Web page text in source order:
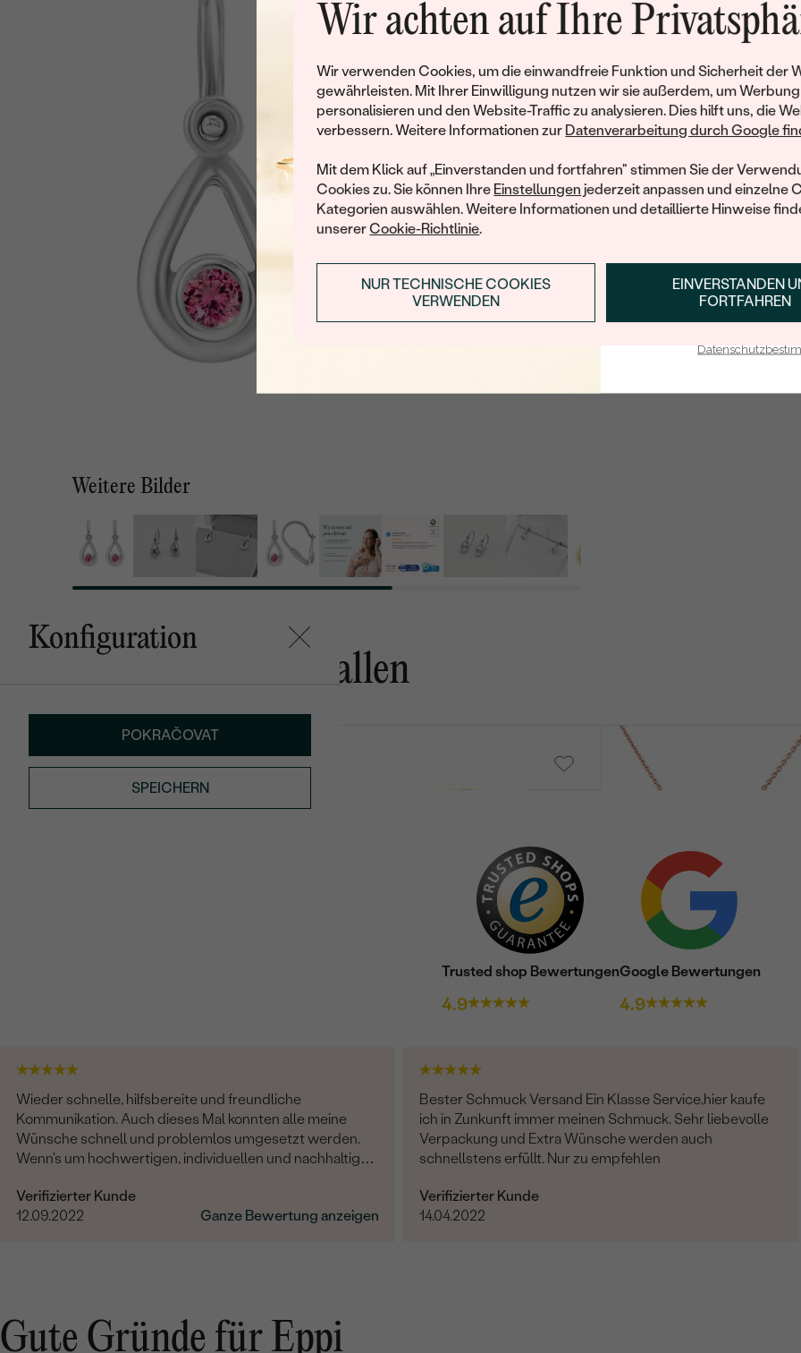
Wir achten auf Ihre
Wir verwenden Cookies, um die einwandfreie Funktion und Sicherheit der
gewährleisten. Mit Ihrer Einwilligung nutzen wir sie außerdem, um Werbung
personalisieren und den Website-Traffic zu analysieren. Dies hilft uns, die
verbessern. Weitere Informationen zur Datenverarbeitung durch Google
Mit dem Klick auf „Einverstanden und fortfahren" stimmen Sie der
Cookies zu. Sie können Ihre Einstellungen jederzeit anpassen und einzelne
Kategorien auswählen. Weitere Informationen und detaillierte Hinweise
unsererCookie-Richtlinie.
EINVERSTANDEN
FORTFAHREN
NUR TECHNISCHE COOKIES
VERWENDEN
Weitere Bilder
Details des eingesetzten
TYP:
ANZAHL:
KARATGEWICHT:
ABMESSUNGEN:
FORM:
Konfiguration
POKRAČOVAT
SPEICHERN
Das könnte Ihnen gefallen
von € 146
Der kleine Prinz
von € 389
Trusted shop Bewertungen
4.9
Google Bewertungen
4.9
Wieder schnelle, hilfsbereite und freundliche
Kommunikation. Auch dieses Mal konnten alle meine
Wünsche schnell und problemlos umgesetzt werden.
Wenn's um hochwertigen, individuellen und nachhaltigen
Verifizierter Kunde
12.09.2022
Ganze Bewertung anzeigen
Bester Schmuck Versand Ein Klasse Service,hier kaufe
ich in Zunkunft immer meinen Schmuck. Sehr liebevolle
Verpackung und Extra Wünsche werden auch
schnellstens erfüllt. Nur zu empfehlen
Verifizierter Kunde
14.04.2022
Gute Gründe für Eppi
Werden Sie Teil
und entdecken Sie die
gefertigten Schmucks
Ihren ersten
ANMELDEN &
E-Mail-Adresse je bei uns in